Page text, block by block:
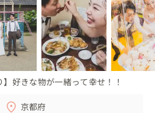
】好きな物が一緒って幸せ！！
京都府